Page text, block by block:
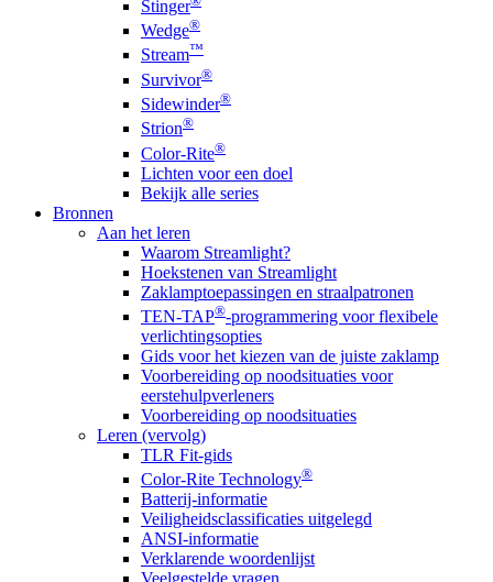
Stinger
Wedge®
Stream™
Survivor®
Sidewinder®
Strion®
Color-Rite®
Lichten voor een doel
Bekijk alle series
Bronnen
Aan het leren
Waarom Streamlight?
Hoekstenen van Streamlight
Zaklamptoepassingen en straalpatronen
TEN-TAP®-programmering voor flexibele
verlichtingsopties
Gids voor het kiezen van de juiste zaklamp
Voorbereiding op noodsituaties voor
eerstehulpverleners
Voorbereiding op noodsituaties
Leren (vervolg)
TLR Fit-gids
Color-Rite Technology®
Batterij-informatie
Veiligheidsclassificaties uitgelegd
ANSI-informatie
Verklarende woordenlijst